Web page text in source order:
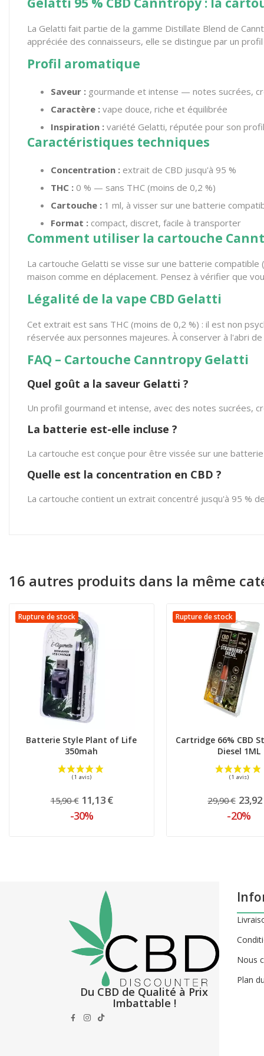
La Gelatti fait partie de la gamme Distillate Blend de
appréciée des connaisseurs, elle se distingue par un
Profil aromatique
Saveur : gourmande et intense — notes sucrées,
Caractère : vape douce, riche et équilibrée
Inspiration : variété Gelatti, réputée pour son
Caractéristiques techniques
Concentration : extrait de CBD jusqu'à 95 %
THC : 0 % — sans THC (moins de 0,2 %)
Cartouche : 1 ml, à visser sur une batterie
Format : compact, discret, facile à transporter
Comment utiliser la cartouche
La cartouche Gelatti se visse sur une batterie
maison comme en déplacement. Pensez à vérifier que
Légalité de la vape CBD Gelatti
Cet extrait est sans THC (moins de 0,2 %) : il est non
réservée aux personnes majeures. À conserver à l'abri
FAQ – Cartouche Canntropy Gelatti
Quel goût a la saveur Gelatti ?
Un profil gourmand et intense, avec des notes sucrées,
La batterie est-elle incluse ?
La cartouche est conçue pour être vissée sur une
Quelle est la concentration en CBD ?
La cartouche contient un extrait concentré jusqu'à 95 %
16 autres produits dans la même
Rupture de stock
Batterie Style Plant of Life
350mah
15,90 € 11,13 €
-30%
Rupture de stock
Cartridge 66% CBD
Diesel 1ML
29,90 €
-20%
Du CBD de Qualité à Prix
Imbattable !
Nous
Plan